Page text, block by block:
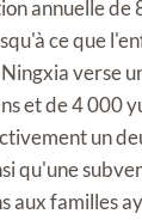
annuelle de
ce que
verse
et de 4 000
un
qu'une
aux familles